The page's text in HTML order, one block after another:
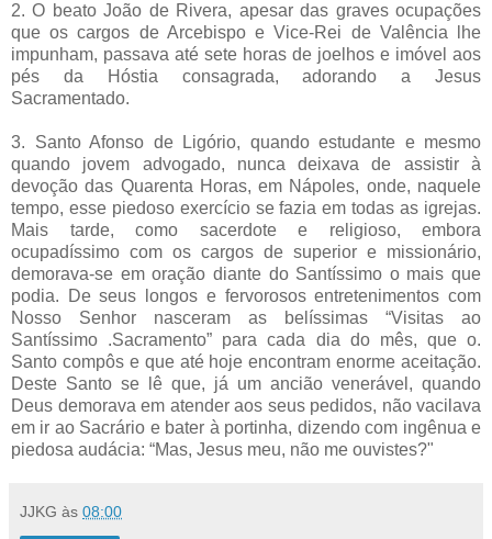
2. O beato João de Rivera, apesar das graves ocupações
que os cargos de Arcebispo e Vice-Rei de Valência lhe
impunham, passava até sete horas de joelhos e imóvel aos
pés da Hóstia consagrada, adorando a Jesus
Sacramentado.
3. Santo Afonso de Ligório, quando estudante e mesmo
quando jovem advogado, nunca deixava de assistir à
devoção das Quarenta Horas, em Nápoles, onde, naquele
tempo, esse piedoso exercício se fazia em todas as igrejas.
Mais tarde, como sacerdote e religioso, embora
ocupadíssimo com os cargos de superior e missionário,
demorava-se em oração diante do Santíssimo o mais que
podia. De seus longos e fervorosos entretenimentos com
Nosso Senhor nasceram as belíssimas “Visitas ao
Santíssimo .Sacramento” para cada dia do mês, que o.
Santo compôs e que até hoje encontram enorme aceitação.
Deste Santo se lê que, já um ancião venerável, quando
Deus demorava em atender aos seus pedidos, não vacilava
em ir ao Sacrário e bater à portinha, dizendo com ingênua e
piedosa audácia: “Mas, Jesus meu, não me ouvistes?"
JJKG às 08:00